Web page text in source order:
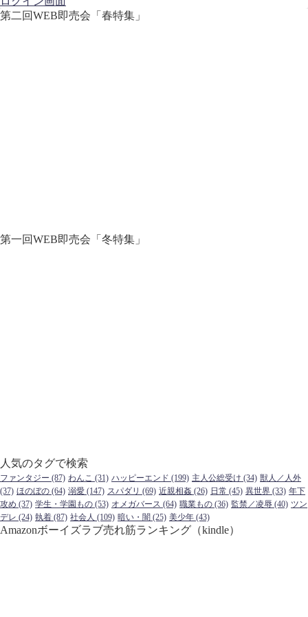
第二回WEB即売会「春特集」
第一回WEB即売会「冬特集」
人気のタグで検索
ファンタジー (87) わんこ (31) ハッピーエンド (199) 主人公総受け (34) 獣人／人外
(37) ほのぼの (64) 溺愛 (147) スパダリ (69) 近親相姦 (26) 日常 (45) 異世界 (33) 年下
攻め (37) 学生・学園もの (53) オメガバース (64) 職業もの (36) 監禁／凌辱 (40) ツン
デレ (24) 執着 (87) 社会人 (109) 暗い・闇 (25) 美少年 (43)
Amazonボーイズラブ売れ筋ランキング（kindle）